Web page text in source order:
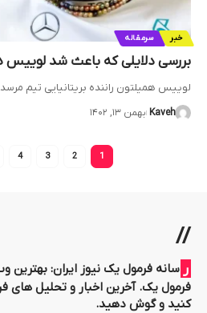
خبر سرمقاله
بررسی دلایلی که باعث شد لوییس
لوییس همیلتون راننده بریتانیایی تیم مرسدس در
Kaveh بهمن ۱۳, ۱۴۰۲
1
2
3
4
//
رسانه فرمول یک نیوز ایران: بهترین وب سایت برای طرفداران
فرمول یک. آخرین اخبار و تحلیل های
کنید و گوش دهید.